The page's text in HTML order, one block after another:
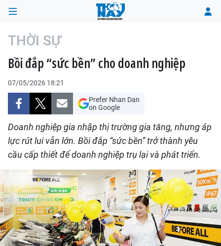
TRANG CHỦ
THỜI SỰ
CHÍNH TRỊ
XÃ HỘI
KINH TẾ
ĐÔ THỊ
VĂN HÓA - VĂN NGHỆ
QUỐC TẾ
THỜI SỰ
Bồi đắp “sức bền” cho doanh nghiệp
07/05/2026 18:21
Prefer Nhan Dan
on Google
Doanh nghiệp gia nhập thị trường gia tăng, nhưng áp
lực rút lui vẫn lớn. Bồi đắp “sức bền” trở thành yêu
cầu cấp thiết để doanh nghiệp trụ lại và phát triển.